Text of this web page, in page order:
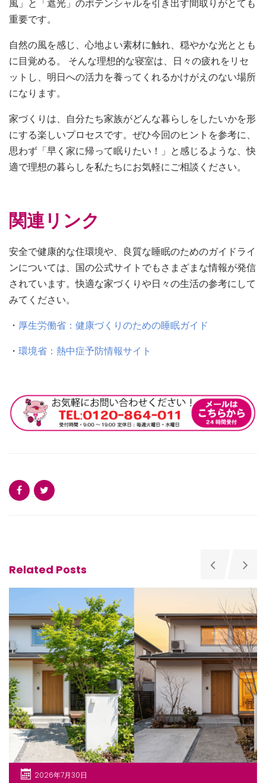
風」と「遮光」のポテンシャルを引き出す間取りがとても
重要です。
自然の風を感じ、心地よい素材に触れ、穏やかな光ととも
に目覚める。 そんな理想的な寝室は、日々の疲れをリセ
ットし、明日への活力を養ってくれるかけがえのない場所
になります。
家づくりは、自分たち家族がどんな暮らしをしたいかを形
にする楽しいプロセスです。ぜひ今回のヒントを参考に、
思わず「早く家に帰って眠りたい！」と感じるような、快
適で理想の暮らしを私たちにお気軽にご相談ください。
関連リンク
安全で健康的な住環境や、良質な睡眠のためのガイドライ
ンについては、国の公式サイトでもさまざまな情報が発信
されています。快適な家づくりや日々の生活の参考にして
みてください。
・ 厚生労働省：健康づくりのための睡眠ガイド
・ 環境省：熱中症予防情報サイト
Related Posts
2026年7月30日